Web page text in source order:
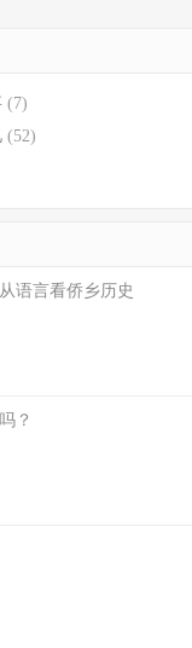
(7)
(52)
语言看侨乡历史
？